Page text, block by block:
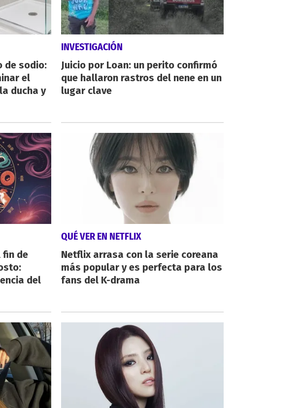
de sodio:
el
ducha y
INVESTIGACIÓN
Juicio por Loan: un perito confirmó
que hallaron rastros del nene en un
lugar clave
fin de
del
QUÉ VER EN NETFLIX
Netflix arrasa con la serie coreana
más popular y es perfecta para los
fans del K-drama